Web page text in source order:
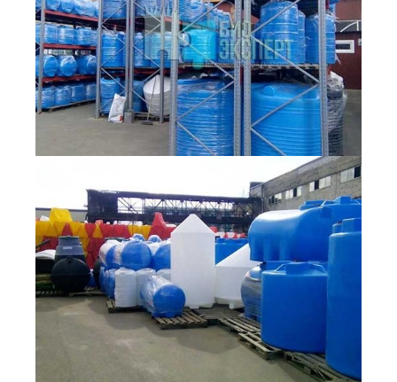
Закажите бесплатный расчет и
консультацию от эксперта сейчас!